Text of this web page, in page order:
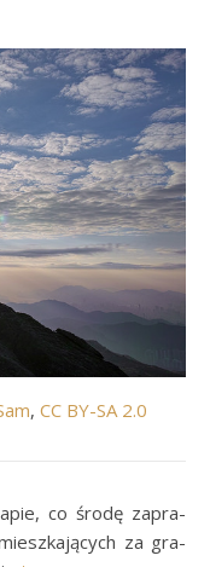
, CC BY-SA 2.0
co środę za­pra­
za gra­